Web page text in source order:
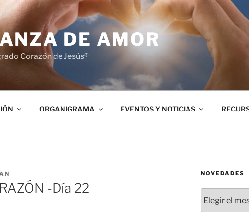
DE AMOR
Corazón de Jesús®
ORGANIGRAMA EVENTOS Y NOTICIAS
-Día 22
NOVEDADES